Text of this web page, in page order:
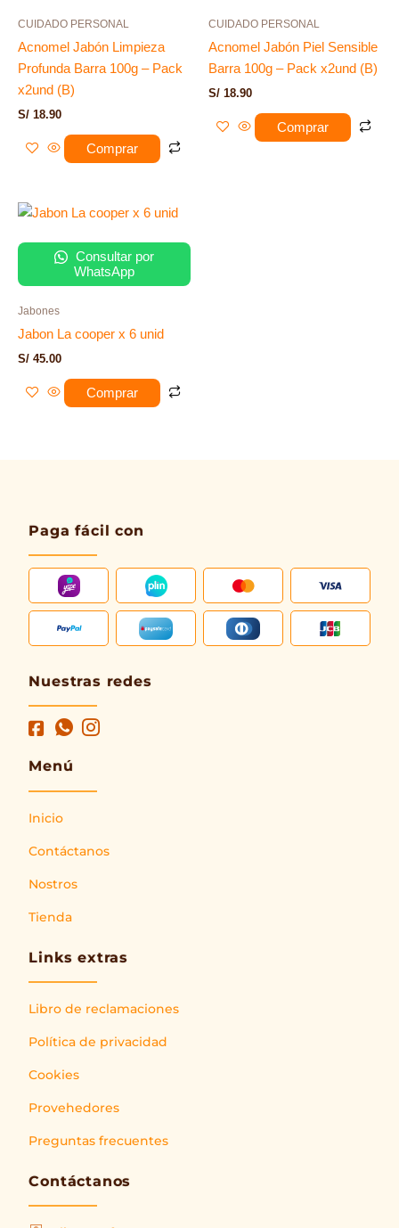
CUIDADO PERSONAL
Acnomel Jabón Limpieza
Profunda Barra 100g – Pack
x2und (B)
S/ 18.90
Comprar
CUIDADO PERSONAL
Acnomel Jabón Piel Sensible
Barra 100g – Pack x2und (B)
S/ 18.90
Comprar
Consultar por
WhatsApp
Jabones
Jabon La cooper x 6 unid
S/ 45.00
Comprar
Paga fácil con
Nuestras redes
Menú
Inicio
Contáctanos
Nostros
Tienda
Links extras
Libro de reclamaciones
Política de privacidad
Cookies
Provehedores
Preguntas frecuentes
Contáctanos